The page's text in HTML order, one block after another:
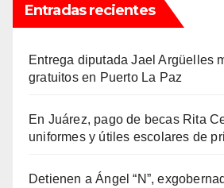
Entradas recientes
Entrega diputada Jael Argüelles
gratuitos en Puerto La Paz
En Juárez, pago de becas Rita
uniformes y útiles escolares de
Detienen a Ángel “N”,